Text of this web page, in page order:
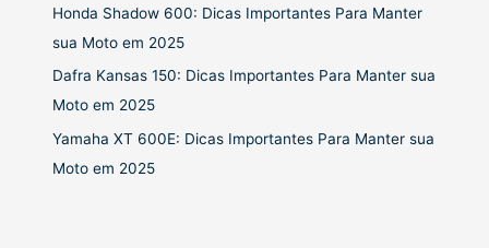
Honda Shadow 600: Dicas Importantes Para Manter
sua Moto em 2025
Dafra Kansas 150: Dicas Importantes Para Manter sua
Moto em 2025
Yamaha XT 600E: Dicas Importantes Para Manter sua
Moto em 2025